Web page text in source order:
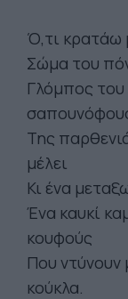
Ό,τι κρατάω
Σώμα του
Γλόμπος του
Της
μέλει
Κι ένα
Ένα καυκί
κουφούς
Που ντύνουν
κούκλα.